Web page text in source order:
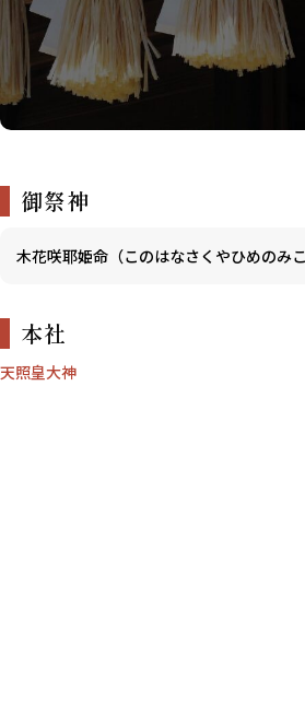
御祭神
木花咲耶姫命（このはなさくやひめのみこ
本社
天照皇大神